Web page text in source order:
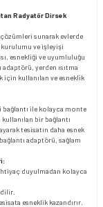
Radyatör Dirsek
sunarak evlerde
ve işleyişi
esnekliği ve uyumluluğu
yerden ısıtma
için kullanılan ve esneklik
bağlantı ile kolayca monte
bir bağlantı
tesisatın daha esnek
adaptörü, sağlam
duyulmadan kolayca
esneklik kazandırır.